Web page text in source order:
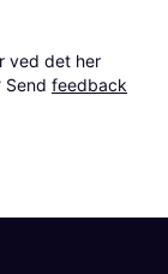
ved det her
Send feedback